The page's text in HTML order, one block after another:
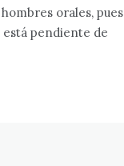
orales, pues
está pendiente de